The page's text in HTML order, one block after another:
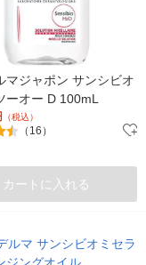
マジャポン サンシビオ
ーオー D 100mL
（税込）
（16）
カートに入れる